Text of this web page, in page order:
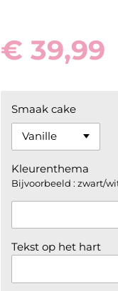
€ 39,99
Smaak cake
Kleurenthema
Bijvoorbeeld : zwart/
Tekst op het hart